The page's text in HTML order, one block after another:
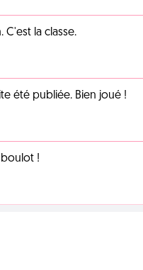
la classe.
été publiée. Bien joué !
!